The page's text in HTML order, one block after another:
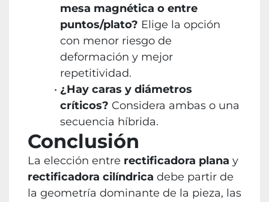
mesa magnética o entre
puntos/plato? Elige la opción
con menor riesgo de
deformación y mejor
repetitividad.
¿Hay caras y diámetros
críticos? Considera ambas o una
secuencia híbrida.
Conclusión
La elección entre rectificadora plana y
rectificadora cilíndrica debe partir de
la geometría dominante de la pieza, las